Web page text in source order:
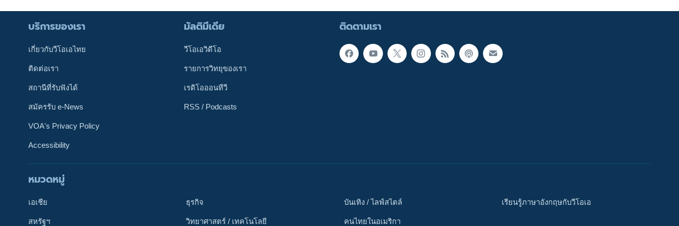
ติดตามเรา
ติดตามเรา
บริการของเรา
เกี่ยวกับวีโอเอไทย
ติดต่อเรา
สถานีที่รับฟังได้
สมัครรับ e-News
VOA's Privacy Policy
Accessibility
มัลติมีเดีย
วีโอเอวิดีโอ
รายการวิทยุของเรา
เรดิโอออนทีวี
RSS / Podcasts
หมวดหมู่
เอเชีย
สหรัฐฯ
ธุรกิจ
วิทยาศาสตร์ / เทคโนโลยี
บันเทิง / ไลฟ์สไตล์
คนไทยในอเมริกา
เรียนรู้ภาษาอังกฤษกับวีโอเอ